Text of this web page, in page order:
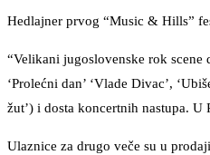
Hedlajner prvog “Music & Hills”
“Velikani jugoslovenske rok
‘Prolećni dan’ ‘Vlade Divac’,
žut’) i dosta koncertnih nastupa.
Ulaznice za drugo veče su u